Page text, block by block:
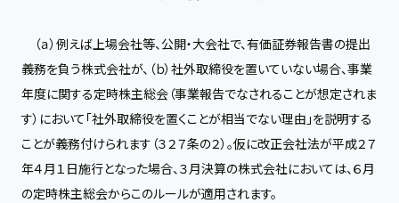
（ａ）例えば上場会社等、公開・大会社で、有価証券報告書の提出
義務を負う株式会社が、（ｂ）社外取締役を置いていない場合、事業
年度に関する定時株主総会（事業報告でなされることが想定されま
す）において「社外取締役を置くことが相当でない理由」を説明する
ことが義務付けられます（３２７条の２）。仮に改正会社法が平成２７
年４月１日施行となった場合、３月決算の株式会社においては、６月
の定時株主総会からこのルールが適用されます。